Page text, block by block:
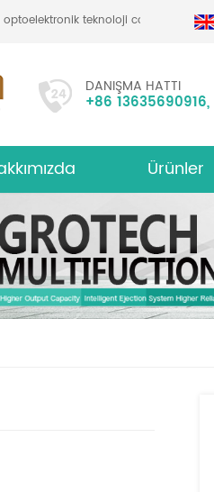
optoelektronik teknoloji co., ltd
DANIŞMA HATTI
+86 13635690916,
Ürünler